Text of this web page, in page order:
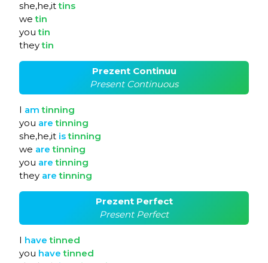
she,he,ittins
wetin
youtin
theytin
Prezent Continuu
Present Continuous
I amtinning
you aretinning
she,he,it istinning
we aretinning
you aretinning
they aretinning
Prezent Perfect
Present Perfect
I havetinned
you havetinned